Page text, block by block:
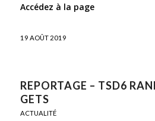
Accédez à la page
19 AOÛT 2019
REPORTAGE – TSD6
GETS
ACTUALITÉ